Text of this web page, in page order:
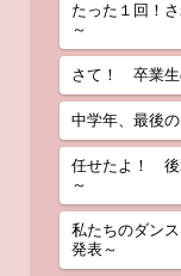
たった１回！
～
さて！ 卒業生
中学年、最後
任せたよ！
～
私たちのダン
発表～